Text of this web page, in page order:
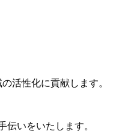
活性化に貢献します。
いをいたします。